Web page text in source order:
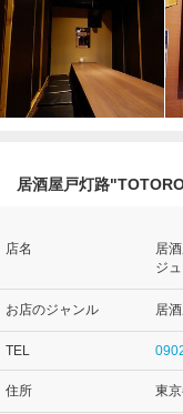
居酒屋戸灯路
店名
居
ジ
お店のジャンル 居
TEL
住所 東